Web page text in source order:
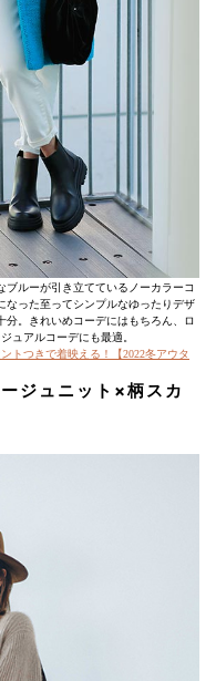
ルーが引き立てているノーカラーコ
なった至ってシンプルなゆったりデザ
分。きれいめコーデにはもちろん、ロ
ュアルコーデにも最適。
トつきで着映える！【2022冬アウタ
ジュニット×柄スカ